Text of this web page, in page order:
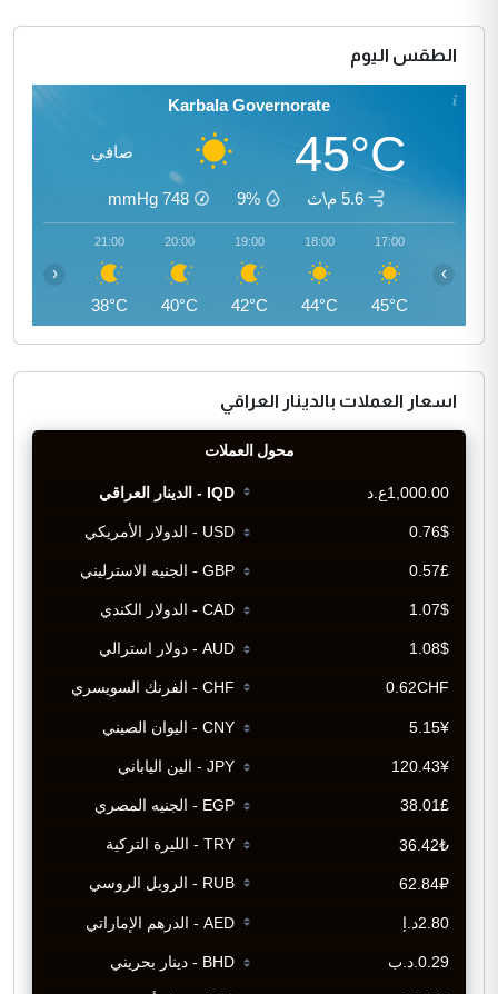
الطقس اليوم
Karbala Governorate
45°C صافي
5.6 م\ث 9%
748
mmHg
17:00
45°C
18:00
44°C
19:00
42°C
20:00
40°C
21:00
38°C
‹ ›
اسعار العملات بالدينار العراقي